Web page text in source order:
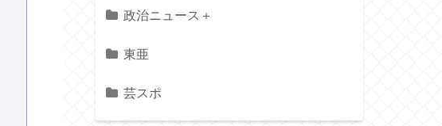
政治ニュース＋
東亜
芸スポ